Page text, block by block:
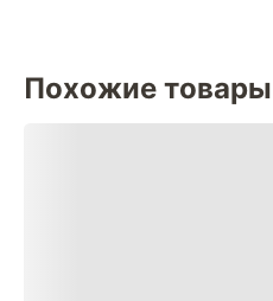
Похожие товары